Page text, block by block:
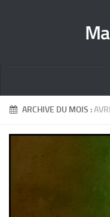
Home
Marin Dacos – National
ARCHIVE DU MOIS :